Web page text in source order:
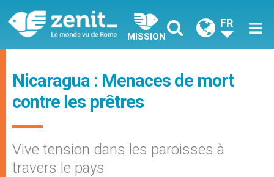
MISSION
FR
Nicaragua : Menaces de mort
contre les prêtres
Vive tension dans les paroisses à
travers le pays